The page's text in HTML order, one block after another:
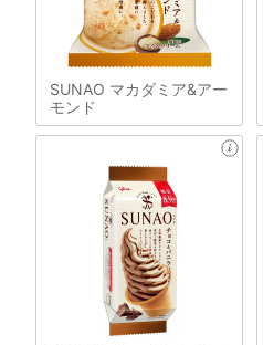
SUNAO マカダミア&アー
モンド